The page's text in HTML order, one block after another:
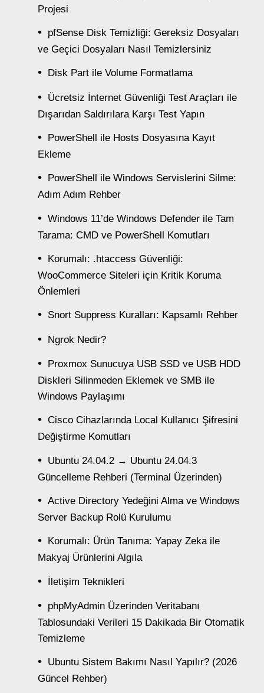
Projesi
pfSense Disk Temizliği: Gereksiz Dosyaları
ve Geçici Dosyaları Nasıl Temizlersiniz
Disk Part ile Volume Formatlama
Ücretsiz İnternet Güvenliği Test Araçları ile
Dışarıdan Saldırılara Karşı Test Yapın
PowerShell ile Hosts Dosyasına Kayıt
Ekleme
PowerShell ile Windows Servislerini Silme:
Adım Adım Rehber
Windows 11’de Windows Defender ile Tam
Tarama: CMD ve PowerShell Komutları
Korumalı: .htaccess Güvenliği:
WooCommerce Siteleri için Kritik Koruma
Önlemleri
Snort Suppress Kuralları: Kapsamlı Rehber
Ngrok Nedir?
Proxmox Sunucuya USB SSD ve USB HDD
Diskleri Silinmeden Eklemek ve SMB ile
Windows Paylaşımı
Cisco Cihazlarında Local Kullanıcı Şifresini
Değiştirme Komutları
Ubuntu 24.04.2 → Ubuntu 24.04.3
Güncelleme Rehberi (Terminal Üzerinden)
Active Directory Yedeğini Alma ve Windows
Server Backup Rolü Kurulumu
Korumalı: Ürün Tanıma: Yapay Zeka ile
Makyaj Ürünlerini Algıla
İletişim Teknikleri
phpMyAdmin Üzerinden Veritabanı
Tablosundaki Verileri 15 Dakikada Bir Otomatik
Temizleme
Ubuntu Sistem Bakımı Nasıl Yapılır? (2026
Güncel Rehber)